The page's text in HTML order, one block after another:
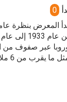
0
عبر صفوف
ما يقرب من 6 ملايين ضحية